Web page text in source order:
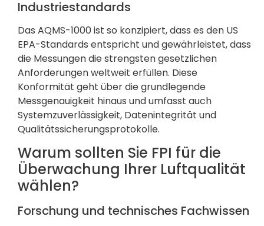
Industriestandards
Das AQMS-1000 ist so konzipiert, dass es den US
EPA-Standards entspricht und gewährleistet, dass
die Messungen die strengsten gesetzlichen
Anforderungen weltweit erfüllen. Diese
Konformität geht über die grundlegende
Messgenauigkeit hinaus und umfasst auch
Systemzuverlässigkeit, Datenintegrität und
Qualitätssicherungsprotokolle.
Warum sollten Sie FPI für die
Überwachung Ihrer Luftqualität
wählen?
Forschung und technisches Fachwissen